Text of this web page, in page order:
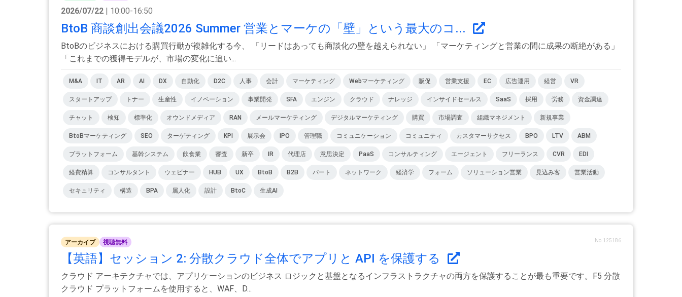
2026/07/22 | 10:00-16:50
BtoB 商談創出会議2026 Summer 営業とマーケの「壁」という最大のコ...
BtoBのビジネスにおける購買行動が複雑化する今、 「リードはあっても商談化の壁を越えられない」 「マーケティングと営業の間に成果の断絶がある」
「これまでの獲得モデルが、市場の変化に追い...
M&A IT AR AI DX 自動化 D2C 人事 会計 マーケティング Webマーケティング 販促 営業支援 EC 広告運用 経営 VR
スタートアップ トナー 生産性 イノベーション 事業開発 SFA エンジン クラウド ナレッジ インサイドセールス SaaS 採用 労務 資金調達
チャット 検知 標準化 オウンドメディア RAN メールマーケティング デジタルマーケティング 購買 市場調査 組織マネジメント 新規事業
BtoBマーケティング SEO ターゲティング KPI 展示会 IPO 管理職 コミュニケーション コミュニティ カスタマーサクセス BPO LTV ABM
プラットフォーム 基幹システム 飲食業 審査 新卒 IR 代理店 意思決定 PaaS コンサルティング エージェント フリーランス CVR EDI
経費精算 コンサルタント ウェビナー HUB UX BtoB B2B パート ネットワーク 経済学 フォーム ソリューション営業 見込み客 営業活動
セキュリティ 構造 BPA 属人化 設計 BtoC 生成AI
アーカイブ 視聴無料 No.125186
【英語】セッション 2: 分散クラウド全体でアプリと API を保護する
クラウド アーキテクチャでは、アプリケーションのビジネス ロジックと基盤となるインフラストラクチャの両方を保護することが最も重要です。F5 分散
クラウド プラットフォームを使用すると、WAF、D...